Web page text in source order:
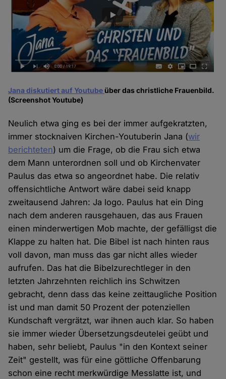
Jana diskutiert auf Youtube über das christliche Frauenbild.
(Screenshot Youtube)
Neulich etwa ging es bei der immer aufgekratzten,
immer stocknaiven Kirchen-Youtuberin Jana (wir
berichteten) um die Frage, ob die Frau sich etwa
dem Mann unterordnen soll und ob Kirchenvater
Paulus das etwa so angeordnet habe. Die relativ
offensichtliche Antwort wäre dabei seid knapp
zweitausend Jahren: Ja logo. Paulus hat ein Ding
nach dem anderen rausgehauen, das aus Frauen
einen minderwertigen Mob machte, der gefälligst die
Klappe zu halten hat. Die Bibel ist nach hinten raus
voll davon, man muss das gar nicht alles wieder
aufrufen. Das hat die Bibelzurechtleger in den
letzten Jahrzehnten reichlich ins Schwitzen
gebracht, denn dass das keine zeittaugliche Position
ist und man damit 50 Prozent der potenziellen
Kundschaft vergrätzt, war ihnen auch klar. So haben
sie immer wieder Übersetzungsdeutelei geübt und
haben, sehr beliebt, Paulus "in den Kontext seiner
Zeit" gestellt, was für eine göttliche Offenbarung
schon eine recht merkwürdige Messlatte ist, und